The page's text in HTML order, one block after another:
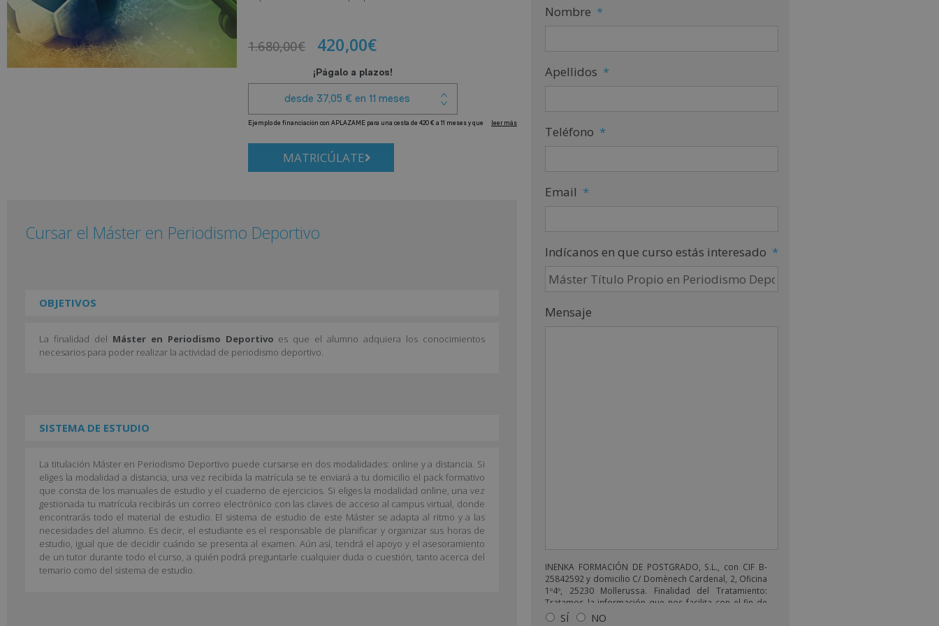
1.680,00€ 420,00€
MATRICÚLATE
Cursar el Máster en Periodismo Deportivo
OBJETIVOS
La finalidad del Máster en Periodismo Deportivo es que el alumno adquiera los conocimientos
necesarios para poder realizar la actividad de periodismo deportivo.
SISTEMA DE ESTUDIO
La titulación Máster en Periodismo Deportivo puede cursarse en dos modalidades: online y a distancia. Si
eliges la modalidad a distancia, una vez recibida la matrícula se te enviará a tu domicilio el pack formativo
que consta de los manuales de estudio y el cuaderno de ejercicios. Si eliges la modalidad online, una vez
gestionada tu matrícula recibirás un correo electrónico con las claves de acceso al campus virtual, donde
encontrarás todo el material de estudio. El sistema de estudio de este Máster se adapta al ritmo y a las
necesidades del alumno. Es decir, el estudiante es el responsable de planificar y organizar sus horas de
estudio, igual que de decidir cuándo se presenta al examen. Aún así, tendrá el apoyo y el asesoramiento
de un tutor durante todo el curso, a quién podrá preguntarle cualquier duda o cuestión, tanto acerca del
temario como del sistema de estudio.
Nombre *
Apellidos *
Teléfono *
Email *
Indícanos en que curso estás interesado *
Mensaje
INENKA FORMACIÓN DE POSTGRADO, S.L., con CIF B-
25842592 y domicilio C/ Domènech Cardenal, 2, Oficina
1º4º, 25230 Mollerussa. Finalidad del Tratamiento:
Tratamos la información que nos facilita con el fin de
enviarle correos electrónicos de tipo comercial
SÍ NO